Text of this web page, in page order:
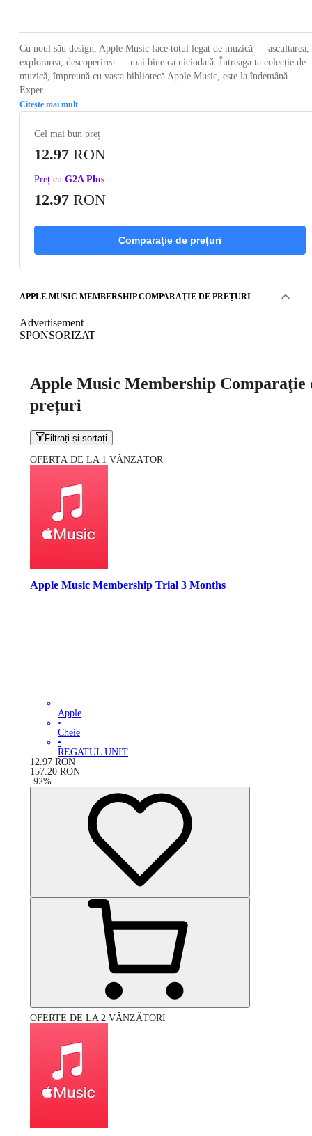
Cu noul său design, Apple Music face totul legat de muzică — ascultarea,
explorarea, descoperirea — mai bine ca niciodată. Întreaga ta colecție de
muzică, împreună cu vasta bibliotecă Apple Music, este la îndemână.
Exper...
Citește mai mult
Cel mai bun preț
12.97 RON
Preț cu G2A Plus
12.97 RON
Comparaţie de prețuri
APPLE MUSIC MEMBERSHIP COMPARAŢIE DE PREȚURI
Advertisement
SPONSORIZAT
Apple Music Membership Comparaţie
prețuri
Filtrați și sortați
OFERTĂ DE LA 1 VÂNZĂTOR
Apple Music Membership Trial 3 Months
Apple
•
Cheie
•
REGATUL UNIT
12.97 RON
157.20 RON
-92%
OFERTE DE LA 2 VÂNZĂTORI